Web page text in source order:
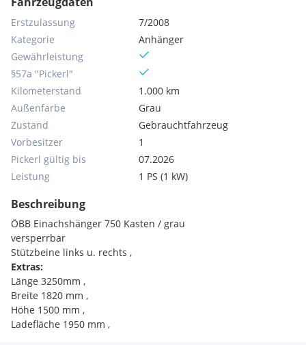
Erstzulassung
7/2008
Kategorie
Anhänger
Gewährleistung
§57a "Pickerl"
Kilometerstand
1.000 km
Außenfarbe
Grau
Zustand
Gebrauchtfahrzeug
Vorbesitzer
1
Pickerl gültig bis
07.2026
Leistung
1 PS (1 kW)
Beschreibung
ÖBB Einachshänger 750 Kasten / grau
versperrbar
Stützbeine links u. rechts ,
Extras:
Länge 3250mm ,
Breite 1820 mm ,
Höhe 1500 mm ,
Ladefläche 1950 mm ,